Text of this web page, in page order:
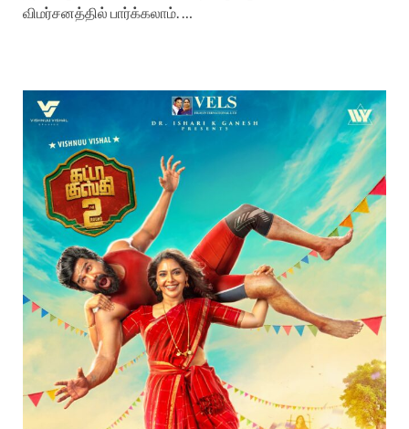
விமர்சனத்தில் பார்க்கலாம். …